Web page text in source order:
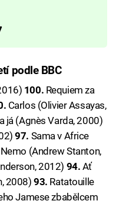
podle BBC
100. Requiem za
Carlos (Olivier Assayas,
já (Agnès Varda, 2000)
97. Sama v Africe
(Andrew Stanton,
2012) 94. Ať
2008)93. Ratatouille
Jamese zbabělcem